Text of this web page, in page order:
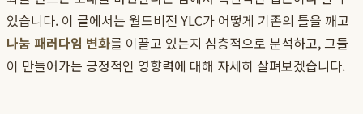
있습니다. 이 글에서는 월드비전 YLC가 어떻게 기존의 틀을 깨고
나눔 패러다임 변화를 이끌고 있는지 심층적으로 분석하고, 그들
이 만들어가는 긍정적인 영향력에 대해 자세히 살펴보겠습니다.